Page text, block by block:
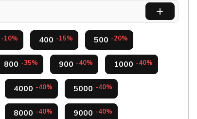
-10% 400 -15% 500 -20%
800 -35% 900 -40% 1000 -40%
4000 -40% 5000 -40%
8000 -40% 9000 -40%